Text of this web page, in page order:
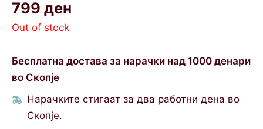
799 ден
Out of stock
Бесплатна достава за нарачки над 1000 денари
во Скопје
Нарачките стигаат за два работни дена во
Скопје.